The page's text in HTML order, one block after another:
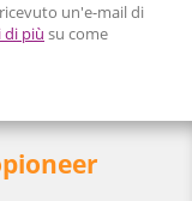
un'e-mail di
di più su come